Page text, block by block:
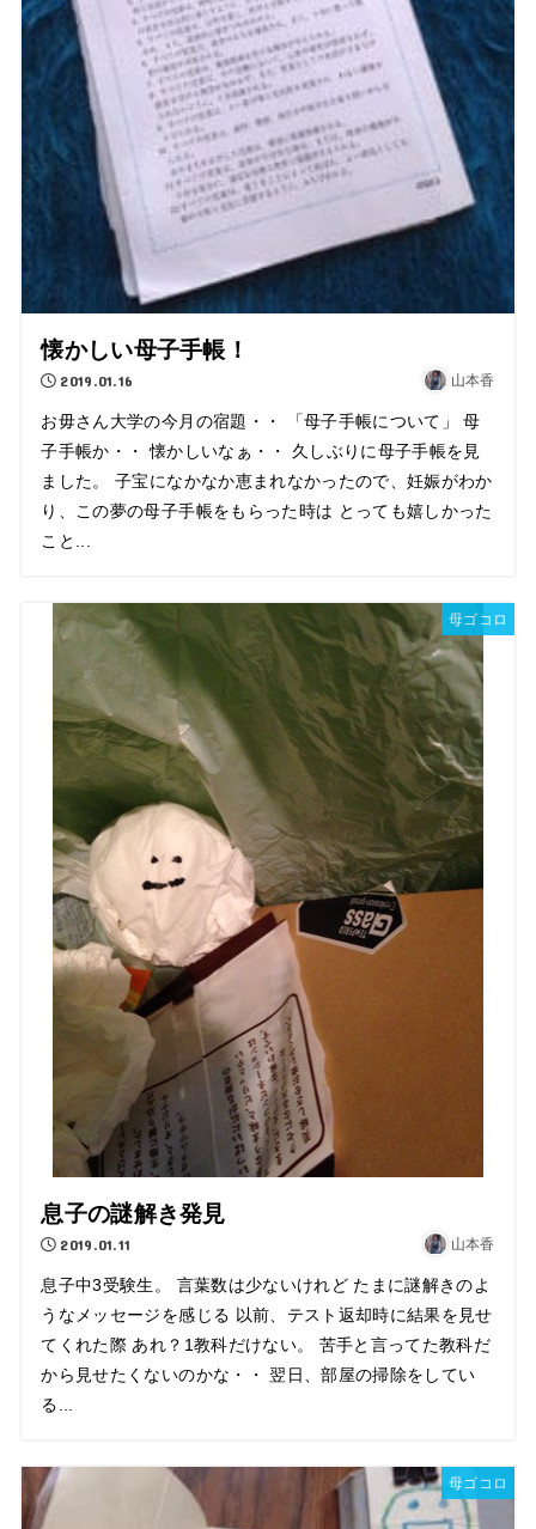
懐かしい母子手帳！
2019.01.16 山本香
お毋さん大学の今月の宿題・・ 「母子手帳について」 母
子手帳か・・ 懐かしいなぁ・・ 久しぶりに母子手帳を見
ました。 子宝になかなか恵まれなかったので、妊娠がわか
り、この夢の母子手帳をもらった時は とっても嬉しかった
こと...
母ゴコロ
息子の謎解き発見
2019.01.11 山本香
息子中3受験生。 言葉数は少ないけれど たまに謎解きのよ
うなメッセージを感じる 以前、テスト返却時に結果を見せ
てくれた際 あれ？1教科だけない。 苦手と言ってた教科だ
から見せたくないのかな・・ 翌日、部屋の掃除をしてい
る...
母ゴコロ